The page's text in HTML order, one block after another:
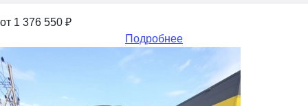
от 1 376 550 ₽
Подробнее